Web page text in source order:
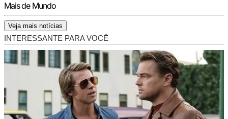
Mais de Mundo
Veja mais notícias